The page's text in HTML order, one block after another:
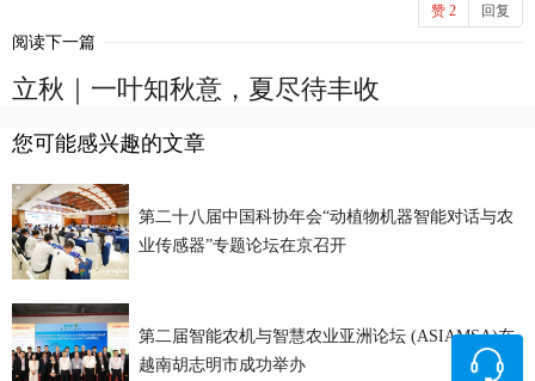
赞 2 回复
阅读下一篇
立秋｜一叶知秋意，夏尽待丰收
您可能感兴趣的文章
第二十八届中国科协年会“动植物机器智能对话与农
业传感器”专题论坛在京召开
第二届智能农机与智慧农业亚洲论坛 (ASIAMSA)在
越南胡志明市成功举办